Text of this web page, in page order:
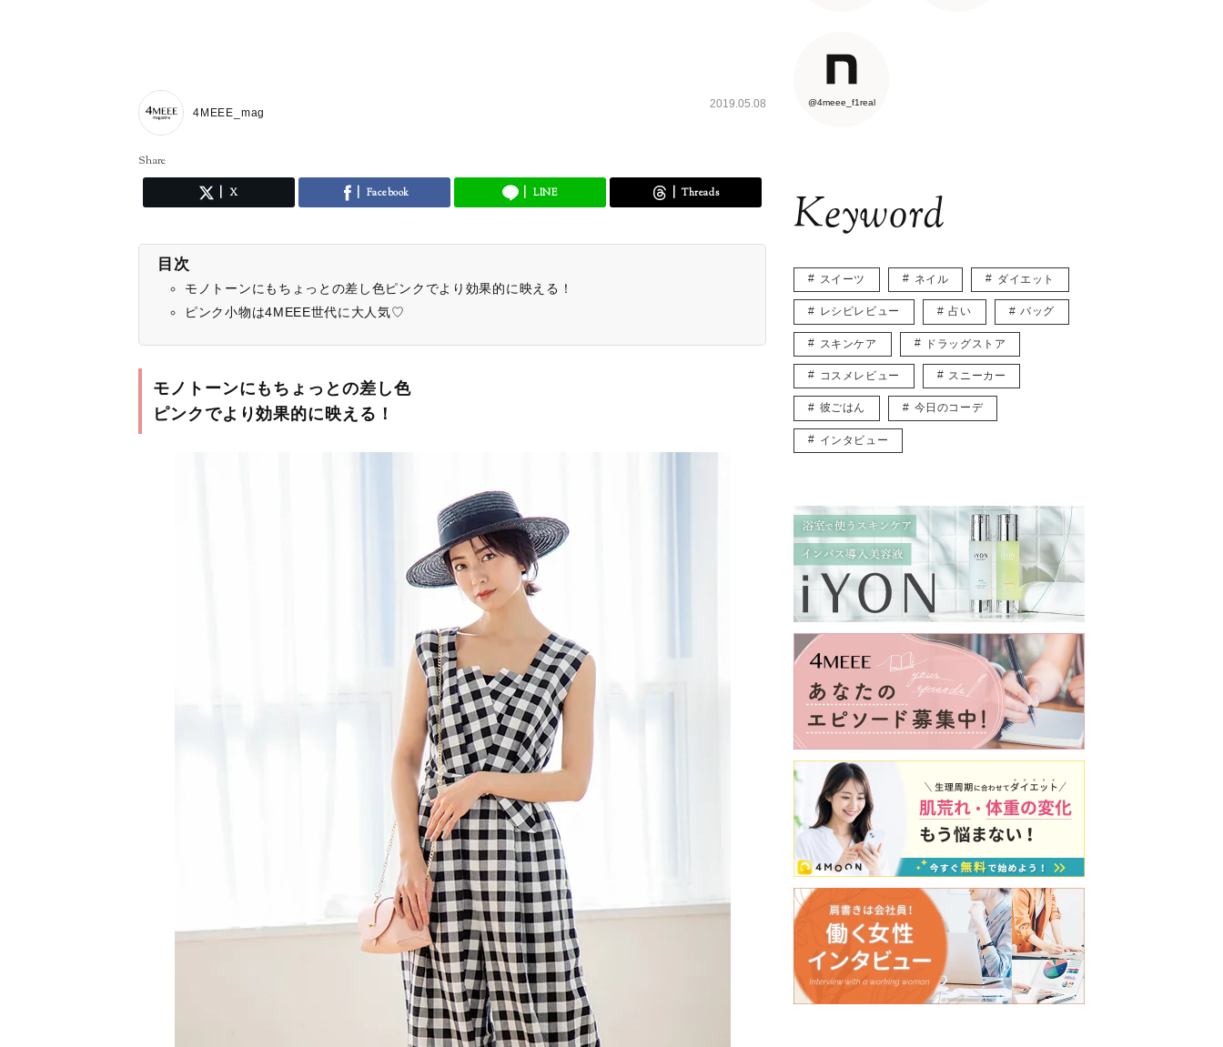
4MEEE_mag
2019.05.08
Share
X Facebook LINE Threads
目次
モノトーンにもちょっとの差し色ピンクでより効果的に映える！
ピンク小物は4MEEE世代に大人気♡
モノトーンにもちょっとの差し色
ピンクでより効果的に映える！
@4meee_f1real
Keyword
スイーツ ネイル ダイエット
レシピレビュー 占い バッグ
スキンケア ドラッグストア
コスメレビュー スニーカー
彼ごはん 今日のコーデ
インタビュー